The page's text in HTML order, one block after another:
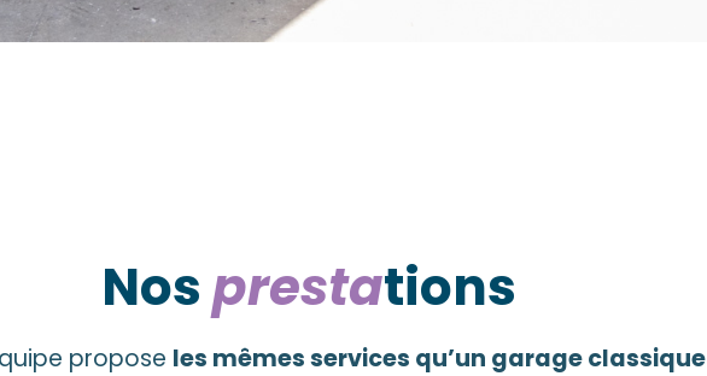
Nosprestations
propose les mêmes services qu’un garage classique